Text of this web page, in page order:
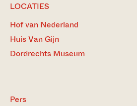
LOCATIES
Hof van Nederland
Huis Van Gijn
Dordrechts Museum
Pers